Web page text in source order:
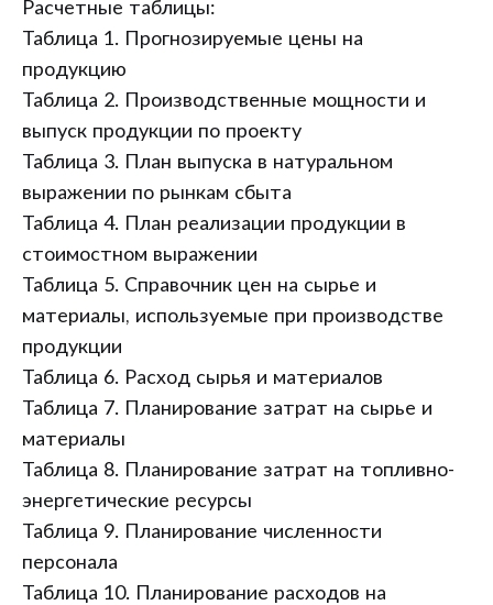
Расчетные таблицы:
Таблица 1. Прогнозируемые цены на
продукцию
Таблица 2. Производственные мощности и
выпуск продукции по проекту
Таблица 3. План выпуска в натуральном
выражении по рынкам сбыта
Таблица 4. План реализации продукции в
стоимостном выражении
Таблица 5. Справочник цен на сырье и
материалы, используемые при производстве
продукции
Таблица 6. Расход сырья и материалов
Таблица 7. Планирование затрат на сырье и
материалы
Таблица 8. Планирование затрат на топливно-
энергетические ресурсы
Таблица 9. Планирование численности
персонала
Таблица 10. Планирование расходов на